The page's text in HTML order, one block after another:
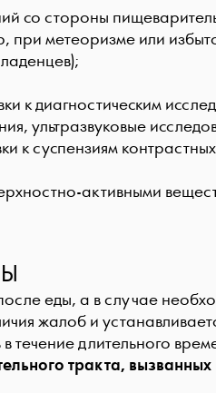
со стороны
метеоризме или
к диагностическим
ультразвуковые
к суспензиям
активными
еды, а в случае
жалоб и
течение длительного
тракта,